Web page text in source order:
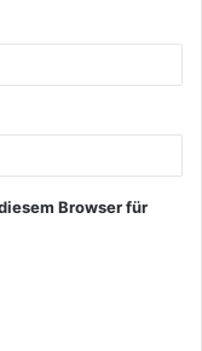
Browser für